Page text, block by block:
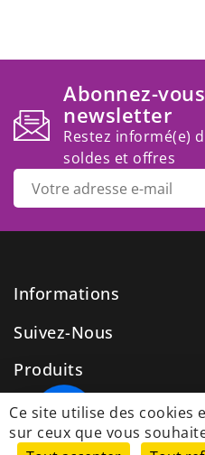
Ce site utilise des cookies
sur ceux que vous
Abonnez-
newsletter
Restez informé(e)
soldes et offres
Informations
Suivez-Nous
Produits
Notre Société
Nos Guides